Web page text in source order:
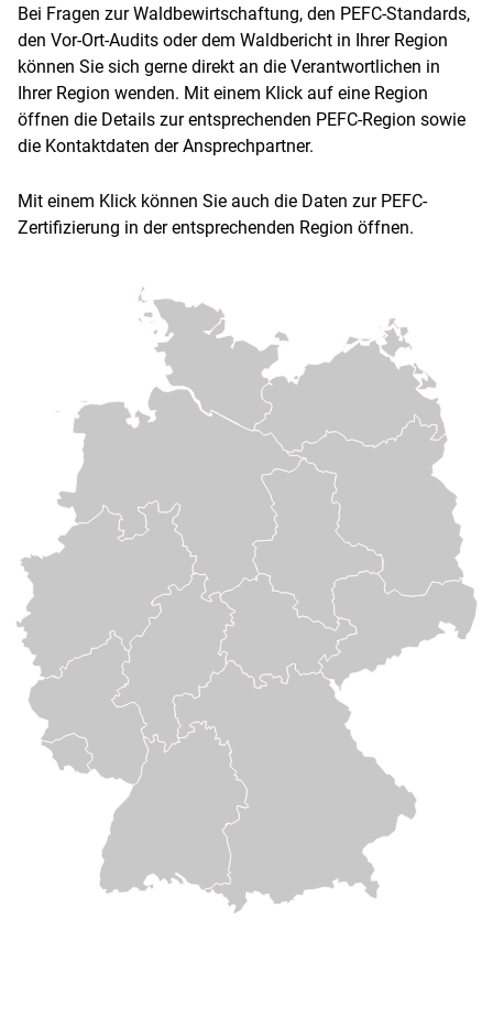
3. Waldbesitzende
werden zertifiziert
Waldbesitzende können sich nun mit der
Unterzeichnung der PEFC-
Selbstverpflichtungserklärung der PEFC-
IHR WEG ZUR PEFC-URKUNDE
Ablauf der Zertifizierung
4. Gebühren
Die Gebühren für Waldbesitzende betragen
0,18€ pro Hektar und Jahr für Waldflächen
über 25 ha. Bei Waldflächen unter 25 ha
betragen die Gebühren pauschal 5€ pro
Jahr.
IHR WEG ZUR PEFC-URKUNDE
Bei Fragen zur Waldbewirtschaftung, den PEFC-Standards,
den Vor-Ort-Audits oder dem Waldbericht in Ihrer Region
können Sie sich gerne direkt an die Verantwortlichen in
Ihrer Region wenden. Mit einem Klick auf eine Region
öffnen die Details zur entsprechenden PEFC-Region sowie
die Kontaktdaten der Ansprechpartner.
Mit einem Klick können Sie auch die Daten zur PEFC-
Zertifizierung in der entsprechenden Region öffnen.